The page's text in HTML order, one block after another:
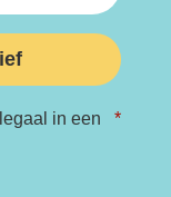
in een
*